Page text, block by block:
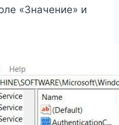
«Значение» и